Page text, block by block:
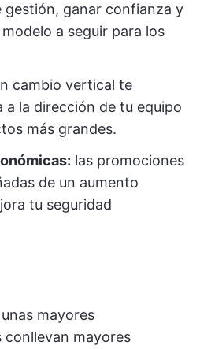
gestión, ganar confianza y
a seguir para los
cambio vertical te
la dirección de tu equipo
más grandes.
las promociones
de un aumento
tu seguridad
unas mayores
conllevan mayores